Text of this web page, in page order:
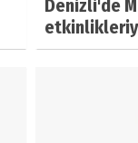
Denizli'de